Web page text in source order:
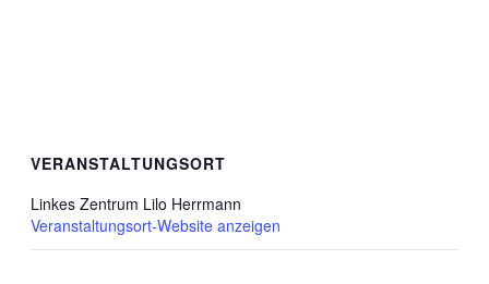
VERANSTALTUNGSORT
Linkes Zentrum Lilo Herrmann
Veranstaltungsort-Website anzeigen